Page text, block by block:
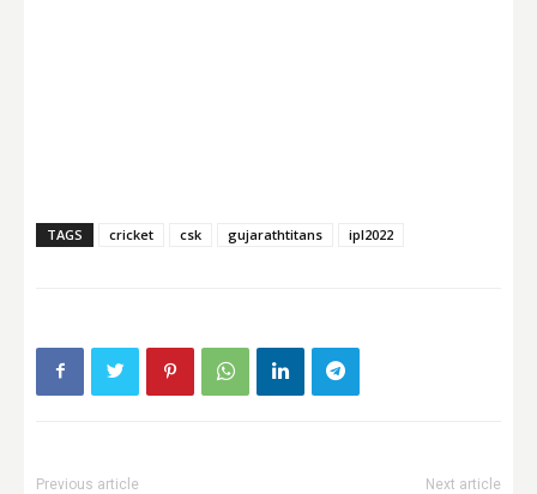
TAGS cricket csk gujarathtitans ipl2022
Previous article Next article